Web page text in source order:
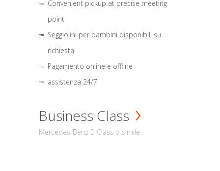
Convenient pickup at precise meeting
point
Seggiolini per bambini disponibili su
richiesta
Pagamento online e offline
assistenza 24/7
Business Class
Mercedes-Benz E-Class o simile